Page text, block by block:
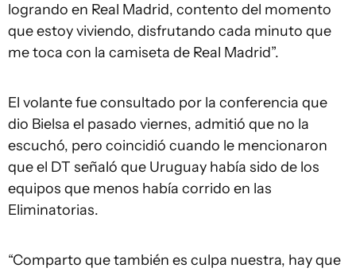
logrando en Real Madrid, contento del momento
que estoy viviendo, disfrutando cada minuto que
me toca con la camiseta de Real Madrid”.
El volante fue consultado por la conferencia que
dio Bielsa el pasado viernes, admitió que no la
escuchó, pero coincidió cuando le mencionaron
que el DT señaló que Uruguay había sido de los
equipos que menos había corrido en las
Eliminatorias.
“Comparto que también es culpa nuestra, hay que